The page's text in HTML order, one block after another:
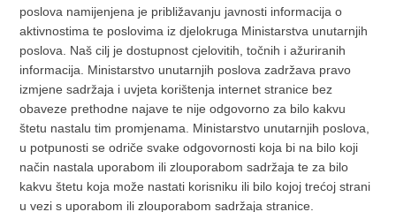
poslova namijenjena je približavanju javnosti informacija o
aktivnostima te poslovima iz djelokruga Ministarstva unutarnjih
poslova. Naš cilj je dostupnost cjelovitih, točnih i ažuriranih
informacija. Ministarstvo unutarnjih poslova zadržava pravo
izmjene sadržaja i uvjeta korištenja internet stranice bez
obaveze prethodne najave te nije odgovorno za bilo kakvu
štetu nastalu tim promjenama. Ministarstvo unutarnjih poslova,
u potpunosti se odriče svake odgovornosti koja bi na bilo koji
način nastala uporabom ili zlouporabom sadržaja te za bilo
kakvu štetu koja može nastati korisniku ili bilo kojoj trećoj strani
u vezi s uporabom ili zlouporabom sadržaja stranice.